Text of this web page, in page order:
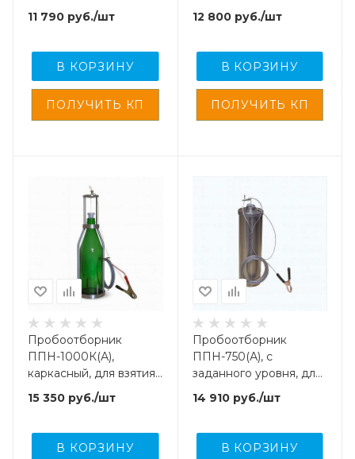
проводом 7 м, для
взятия проб
11 790 руб./шт
В КОРЗИНУ
проб легких нефти,
масел и светлых
12 800руб./шт
В КОРЗИНУ
Пробоотборник
ППН-1000К(А),
каркасный, для взятия
проб легких нефти,
масел и светлых
15 350 руб./шт
В КОРЗИНУ
Пробоотборник
ППН-750(А), с
заданного уровня, для
взятия проб легких
нефти, масел и светлых
14 910руб./шт
В КОРЗИНУ